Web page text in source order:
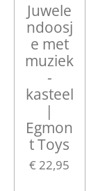
Juwele
ndoosj
e met
muziek
-
kasteel
|
Egmon
t Toys
€ 22,95